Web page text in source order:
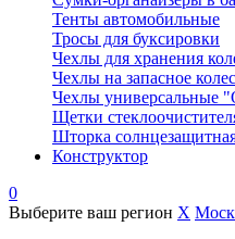
Тенты автомобильные
Тросы для буксировки
Чехлы для хранения
Чехлы на запасное
Чехлы универсальные
Щетки
Шторка
Конструктор
0
Выберите ваш регион X